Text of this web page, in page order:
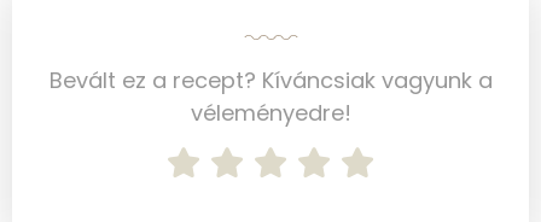
Összesen
Bevált ez a recept? Kíváncsiak vagyunk a
véleményedre!